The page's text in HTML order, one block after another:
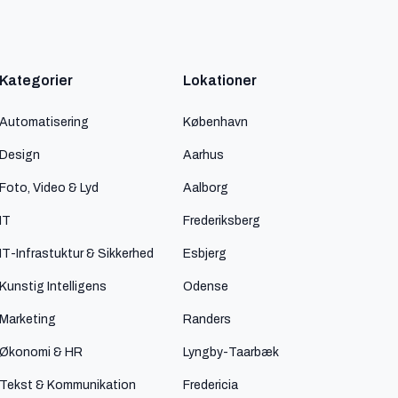
Kategorier
Automatisering
Design
Foto, Video & Lyd
IT
IT-Infrastuktur & Sikkerhed
Kunstig Intelligens
Marketing
Økonomi & HR
Tekst & Kommunikation
Lokationer
København
Aarhus
Aalborg
Frederiksberg
Esbjerg
Odense
Randers
Lyngby-Taarbæk
Fredericia